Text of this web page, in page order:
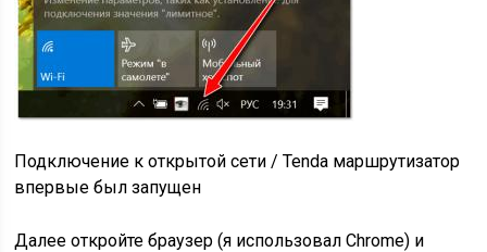
Подключение к открытой сети / Tenda маршрутизатор
впервые был запущен
Далее откройте браузер (я использовал Chrome) и